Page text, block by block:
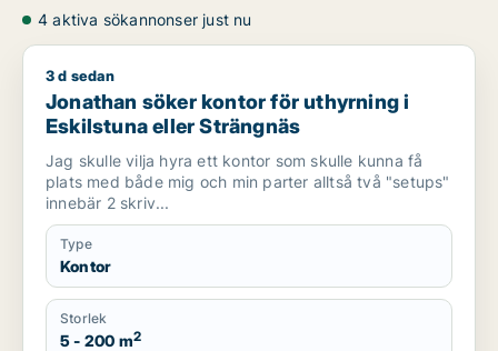
4 aktiva sökannonser just nu
Jonathan söker kontor för uthyrning i Eskilstuna eller
3 d sedan
Jonathan söker kontor för uthyrning i
Eskilstuna eller Strängnäs
Jag skulle vilja hyra ett kontor som skulle kunna få
plats med både mig och min parter alltså två "setups"
innebär 2 skriv...
Type
Kontor
Storlek
5 - 200 m2